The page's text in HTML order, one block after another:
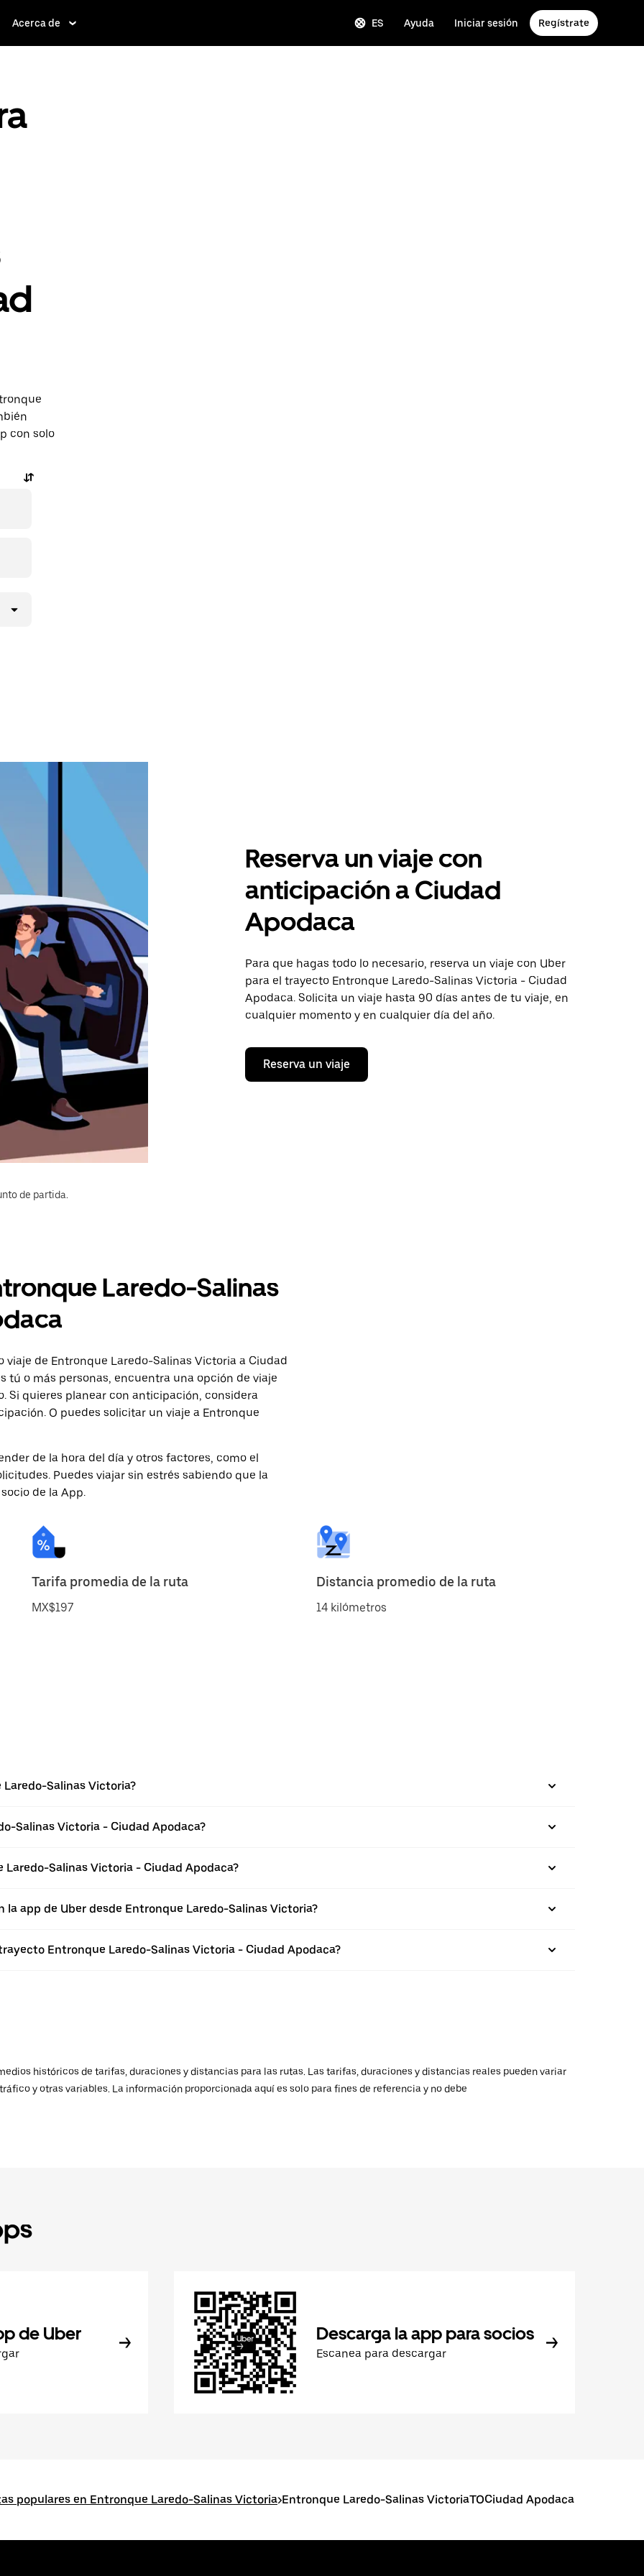
Acerca de ES Ayuda Iniciar sesión Regístrate
con solo
Reserva un viaje con
anticipación a Ciudad
Apodaca
Para que hagas todo lo necesario, reserva un viaje con Uber
para el trayecto Entronque Laredo-Salinas Victoria - Ciudad
Apodaca. Solicita un viaje hasta 90 días antes de tu viaje, en
cualquier momento y en cualquier día del año.
Reserva un viaje
de partida.
Laredo-Salinas
de Entronque Laredo-Salinas Victoria a Ciudad
tú o más personas, encuentra una opción de viaje
Si quieres planear con anticipación, considera
O puedes solicitar un viaje a Entronque
de la hora del día y otros factores, como el
Puedes viajar sin estrés sabiendo que la
de la App.
Tarifa promedia de la ruta
MX$197
Distancia promedio de la ruta
14 kilómetros
Salinas Victoria?
Salinas Victoria - Ciudad Apodaca?
Salinas Victoria - Ciudad Apodaca?
app de Uber desde Entronque Laredo-Salinas Victoria?
Entronque Laredo-Salinas Victoria - Ciudad Apodaca?
históricos de tarifas, duraciones y distancias para las rutas. Las tarifas, duraciones y distancias reales pueden variar
y otras variables. La información proporcionada aquí es solo para fines de referencia y no debe
de Uber Descarga la app para socios
Escanea para descargar
populares en Entronque Laredo-Salinas Victoria>Entronque Laredo-Salinas VictoriaTOCiudad Apodaca